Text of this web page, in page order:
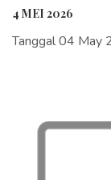
4 MEI 2026
Tanggal 04 May